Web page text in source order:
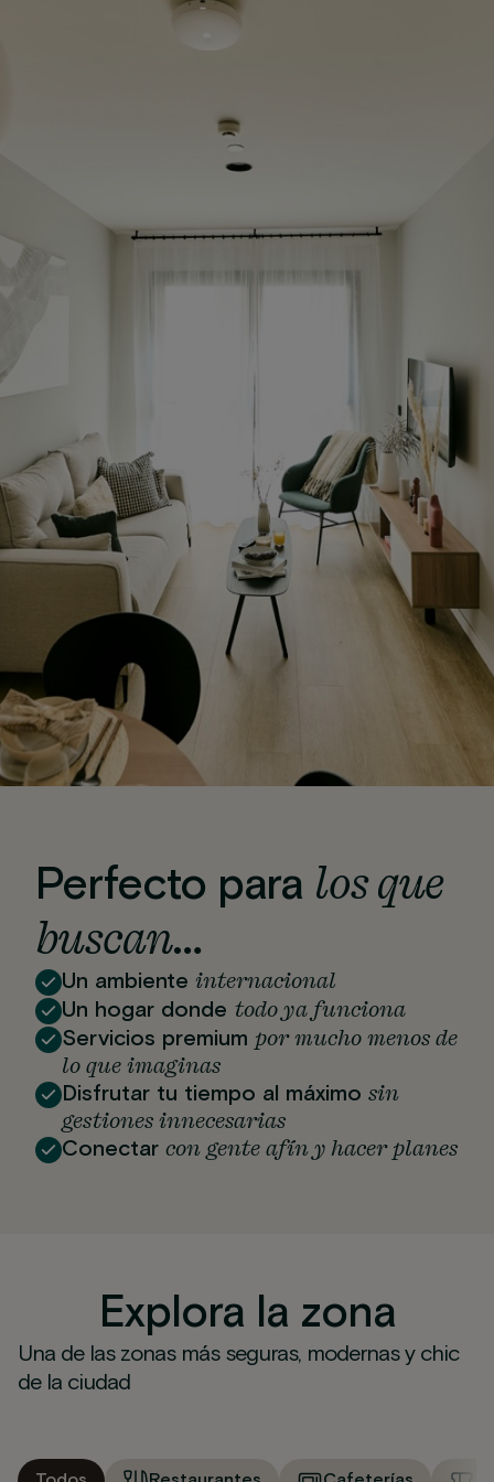
Perfecto para los que
buscan…
Un ambiente internacional
Un hogar donde todo ya funciona
Servicios premium por mucho menos de
lo que imaginas
Disfrutar tu tiempo al máximo sin
gestiones innecesarias
Conectar con gente afín y hacer planes
Explora la zona
Una de las zonas más seguras, modernas y chic
de la ciudad